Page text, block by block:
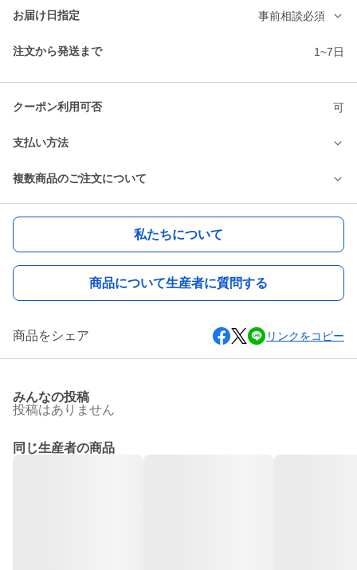
お届け日指定 事前相談必須
注文から発送まで 1~7日
クーポン利用可否 可
支払い方法
複数商品のご注文について
私たちについて
商品について生産者に質問する
商品をシェア リンクをコピー
みんなの投稿
投稿はありません
同じ生産者の商品